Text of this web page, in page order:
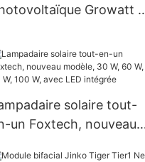
Growatt 3
raccordé au
solaire tout-
un Foxtech, nouveau